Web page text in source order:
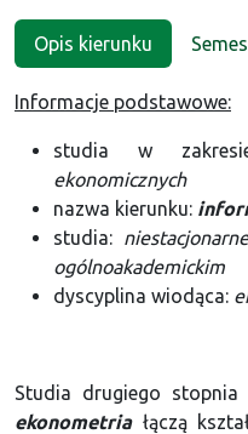
Opis kierunku
Informacje podstawowe:
studia w
ekonomicznych
nazwa kierunku:
studia:
ogólnoakademickim
dyscyplina wiodąca:
Studia drugiego stopnia
ekonometriałączą